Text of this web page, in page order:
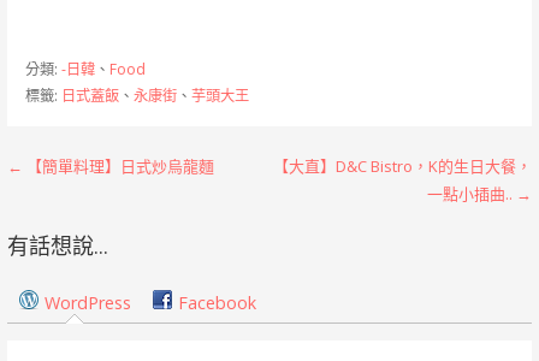
分類: -日韓、 Food
標籤: 日式蓋飯、 永康街、 芋頭大王
文
導
覽
← 【簡單料理】日式炒烏龍麵
【大直】D&C Bistro，K的生日大餐，
一點小插曲.. →
有話想說...
WordPress Facebook